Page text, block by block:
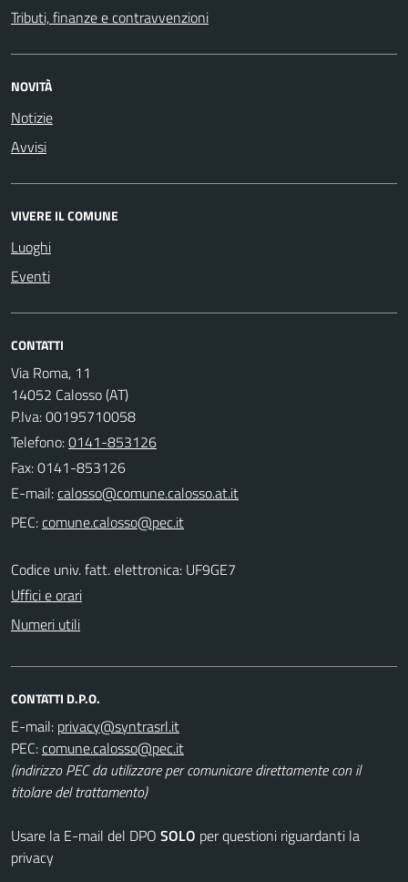
Tributi, finanze e contravvenzioni
NOVITÀ
Notizie
Avvisi
VIVERE IL COMUNE
Luoghi
Eventi
CONTATTI
Via Roma, 11
14052 Calosso (AT)
P.Iva: 00195710058
Telefono:0141-853126
Fax: 0141-853126
E-mail:
PEC:
Codice univ. fatt. elettronica: UF9GE7
Uffici e orari
Numeri utili
CONTATTI D.P.O.
E-mail:
PEC:
(indirizzo PEC da utilizzare per comunicare direttamente con il
titolare del trattamento)
Usare la E-mail del DPO SOLO per questioni riguardanti la
privacy